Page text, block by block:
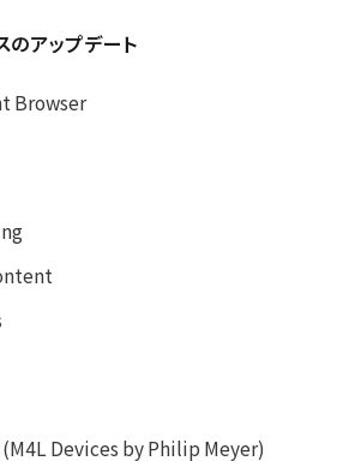
のアップデート
Browser
(M4L Devices by Philip Meyer)